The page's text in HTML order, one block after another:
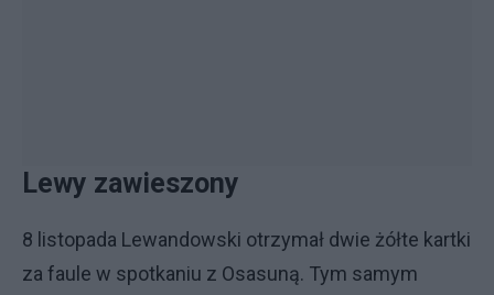
Lewy zawieszony
8 listopada Lewandowski otrzymał dwie żółte kartki
za faule w spotkaniu z Osasuną. Tym samym